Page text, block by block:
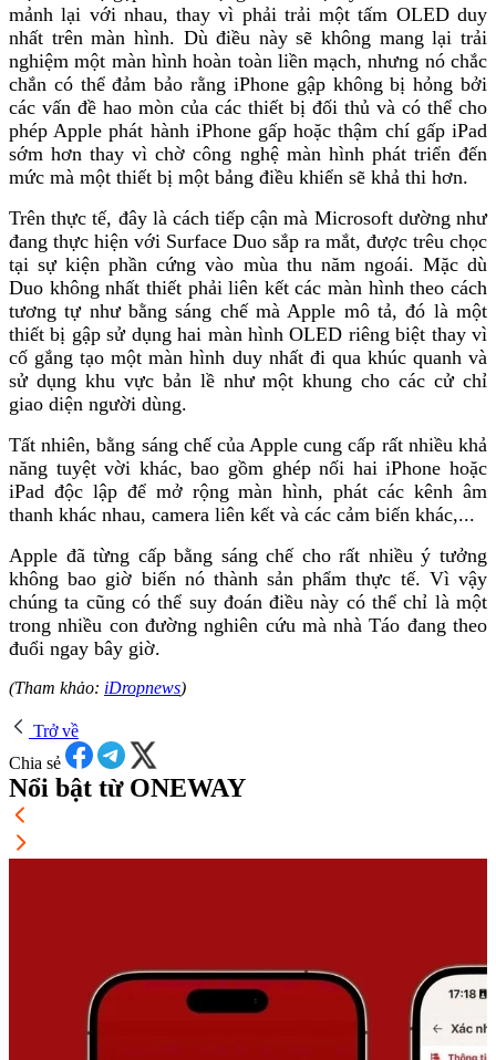
mảnh lại với nhau, thay vì phải trải một tấm OLED duy
nhất trên màn hình. Dù điều này sẽ không mang lại trải
nghiệm một màn hình hoàn toàn liền mạch, nhưng nó chắc
chắn có thể đảm bảo rằng iPhone gập không bị hỏng bởi
các vấn đề hao mòn của các thiết bị đối thủ và có thể cho
phép Apple phát hành iPhone gấp hoặc thậm chí gấp iPad
sớm hơn thay vì chờ công nghệ màn hình phát triển đến
mức mà một thiết bị một bảng điều khiển sẽ khả thi hơn.
Trên thực tế, đây là cách tiếp cận mà Microsoft dường như
đang thực hiện với Surface Duo sắp ra mắt, được trêu chọc
tại sự kiện phần cứng vào mùa thu năm ngoái. Mặc dù
Duo không nhất thiết phải liên kết các màn hình theo cách
tương tự như bằng sáng chế mà Apple mô tả, đó là một
thiết bị gập sử dụng hai màn hình OLED riêng biệt thay vì
cố gắng tạo một màn hình duy nhất đi qua khúc quanh và
sử dụng khu vực bản lề như một khung cho các cử chỉ
giao diện người dùng.
Tất nhiên, bằng sáng chế của Apple cung cấp rất nhiều khả
năng tuyệt vời khác, bao gồm ghép nối hai iPhone hoặc
iPad độc lập để mở rộng màn hình, phát các kênh âm
thanh khác nhau, camera liên kết và các cảm biến khác,...
Apple đã từng cấp bằng sáng chế cho rất nhiều ý tưởng
không bao giờ biến nó thành sản phẩm thực tế. Vì vậy
chúng ta cũng có thể suy đoán điều này có thể chỉ là một
trong nhiều con đường nghiên cứu mà nhà Táo đang theo
đuổi ngay bây giờ.
(Tham khảo: iDropnews)
Trở về
Chia sẻ
Nổi bật từ ONEWAY